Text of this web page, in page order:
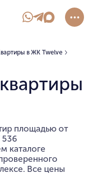
в ЖК Twelve
площадью от
536
каталоге
Все цены